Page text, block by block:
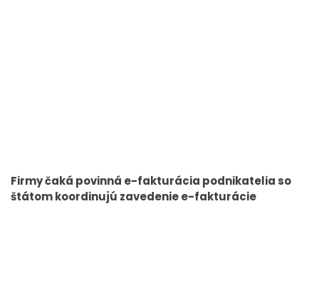
Firmy čaká povinná e-fakturácia podnikatelia so
štátom koordinujú zavedenie e-fakturácie